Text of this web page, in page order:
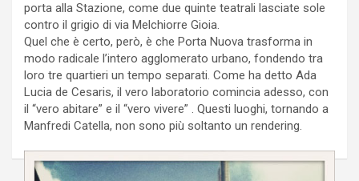
porta alla Stazione, come due quinte teatrali lasciate sole
contro il grigio di via Melchiorre Gioia.
Quel che è certo, però, è che Porta Nuova trasforma in
modo radicale l’intero agglomerato urbano, fondendo tra
loro tre quartieri un tempo separati. Come ha detto Ada
Lucia de Cesaris, il vero laboratorio comincia adesso, con
il “vero abitare” e il “vero vivere” . Questi luoghi, tornando a
Manfredi Catella, non sono più soltanto un rendering.